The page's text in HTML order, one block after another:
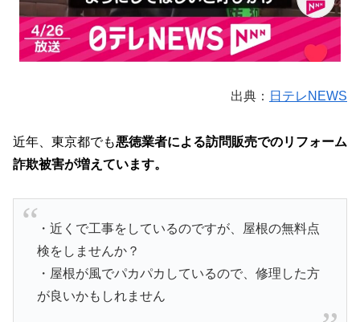
出典： 日テレNEWS
近年、東京都でも悪徳業者による訪問販売でのリフォーム
詐欺被害が増えています。
・近くで工事をしているのですが、屋根の無料点
検をしませんか？
・屋根が風でパカパカしているので、修理した方
が良いかもしれません